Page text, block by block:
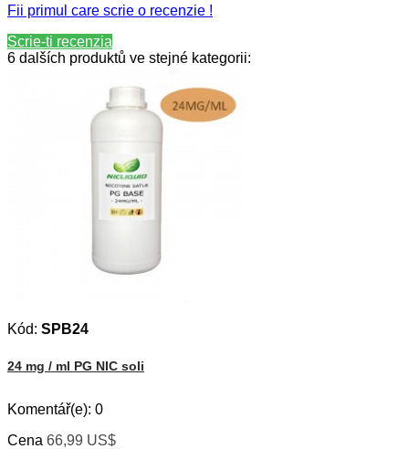
Fii primul care scrie o recenzie !
Scrie-ti recenzia
6 dalších produktů ve stejné kategorii:
Kód: SPB24
24 mg / ml PG NIC soli
Komentář(e): 0
Cena 66,99 US$